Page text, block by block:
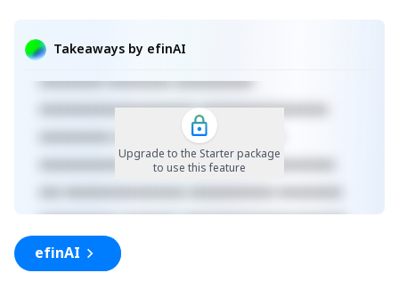
Takeaways by efinAI
xxxxxxxxxxxxxxxxxx xxxxxxxxxxxxxxx xxxxx
xxxxxxxxx xxxxxxxxx xxxxxxxxxxx
xxxxxxxxxxxxxxxxxxxxxx xxxxxxxxxxxxxxxxxx
xxxxxxxxxx xxxxxxxxxxxxx xxxxxxxxxx
xxxxxxxxxxxxxxxxxxxxxxxxxx xxxxxxxxxxxxxxx
xxx xxxxxxxxxxxxxxxxx xxxxxxxxxxxx xxxxxxxxx
xxxxxxxxxxx xxxxxxxx xxxxxxxxxxxxxxxxxxxxxxx
xxxxxxxxxxxxxxxxxxx xxxxx
xxxxxxxxxxxxxxxxxxxxxxxxxxxxxx
Upgrade to the Starter package
to use this feature
efinAI